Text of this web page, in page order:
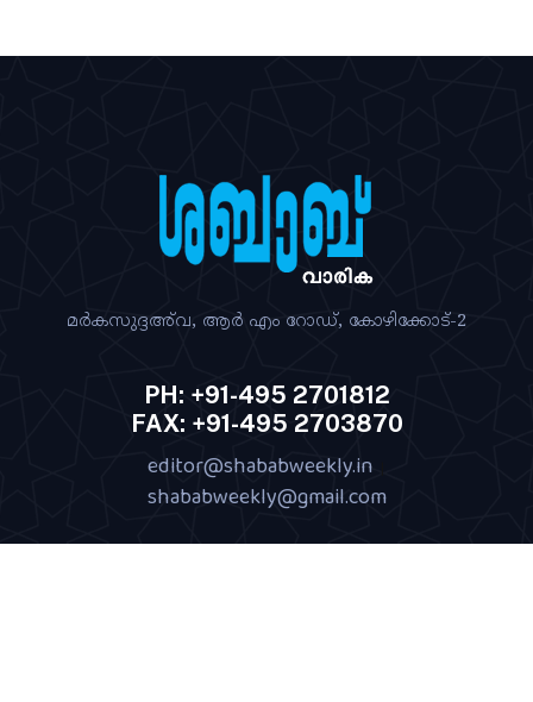
മര്‍കസുദ്ദഅ്‌വ, ആര്‍ എം റോഡ്‌, കോഴിക്കോട്‌-2
PH: +91-495 2701812
FAX: +91-495 2703870
editor@shababweekly.in
shababweekly@gmail.com
Terms of Use Privacy Policy Shipping Policy